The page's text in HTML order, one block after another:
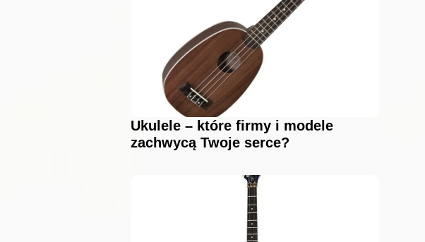
Ukulele – które firmy i modele
zachwycą Twoje serce?